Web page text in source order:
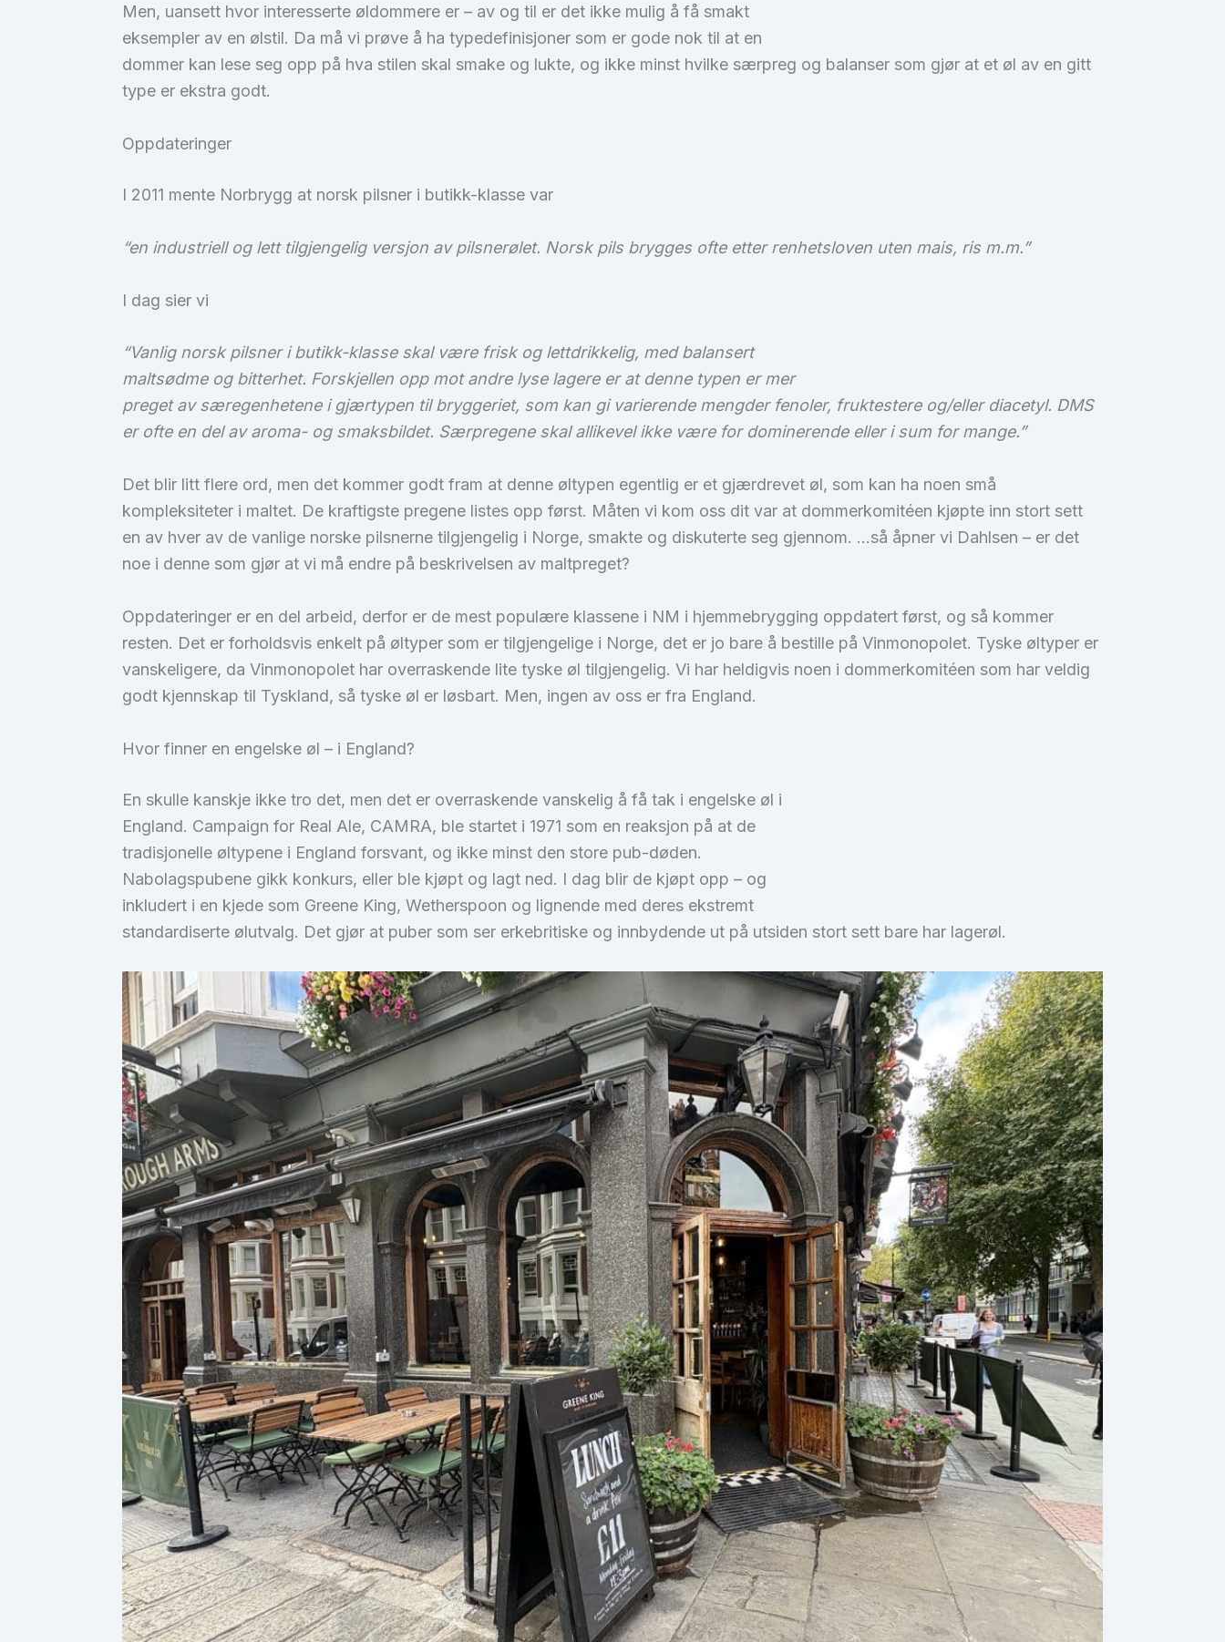
Men, uansett hvor interesserte øldommere er – av og til er det ikke mulig å få smakt
eksempler av en ølstil. Da må vi prøve å ha typedefinisjoner som er gode nok til at en
dommer kan lese seg opp på hva stilen skal smake og lukte, og ikke minst hvilke særpreg og balanser som gjør at et øl av en gitt
type er ekstra godt.
Oppdateringer
I 2011 mente Norbrygg at norsk pilsner i butikk-klasse var
“en industriell og lett tilgjengelig versjon av pilsnerølet. Norsk pils brygges ofte etter renhetsloven uten mais, ris m.m.”
I dag sier vi
“Vanlig norsk pilsner i butikk-klasse skal være frisk og lettdrikkelig, med balansert
maltsødme og bitterhet. Forskjellen opp mot andre lyse lagere er at denne typen er mer
preget av særegenhetene i gjærtypen til bryggeriet, som kan gi varierende mengder fenoler, fruktestere og/eller diacetyl. DMS
er ofte en del av aroma- og smaksbildet. Særpregene skal allikevel ikke være for dominerende eller i sum for mange.”
Det blir litt flere ord, men det kommer godt fram at denne øltypen egentlig er et gjærdrevet øl, som kan ha noen små
kompleksiteter i maltet. De kraftigste pregene listes opp først. Måten vi kom oss dit var at dommerkomitéen kjøpte inn stort sett
en av hver av de vanlige norske pilsnerne tilgjengelig i Norge, smakte og diskuterte seg gjennom. …så åpner vi Dahlsen – er det
noe i denne som gjør at vi må endre på beskrivelsen av maltpreget?
Oppdateringer er en del arbeid, derfor er de mest populære klassene i NM i hjemmebrygging oppdatert først, og så kommer
resten. Det er forholdsvis enkelt på øltyper som er tilgjengelige i Norge, det er jo bare å bestille på Vinmonopolet. Tyske øltyper er
vanskeligere, da Vinmonopolet har overraskende lite tyske øl tilgjengelig. Vi har heldigvis noen i dommerkomitéen som har veldig
godt kjennskap til Tyskland, så tyske øl er løsbart. Men, ingen av oss er fra England.
Hvor finner en engelske øl – i England?
En skulle kanskje ikke tro det, men det er overraskende vanskelig å få tak i engelske øl i
England. Campaign for Real Ale, CAMRA, ble startet i 1971 som en reaksjon på at de
tradisjonelle øltypene i England forsvant, og ikke minst den store pub-døden.
Nabolagspubene gikk konkurs, eller ble kjøpt og lagt ned. I dag blir de kjøpt opp – og
inkludert i en kjede som Greene King, Wetherspoon og lignende med deres ekstremt
standardiserte ølutvalg. Det gjør at puber som ser erkebritiske og innbydende ut på utsiden stort sett bare har lagerøl.